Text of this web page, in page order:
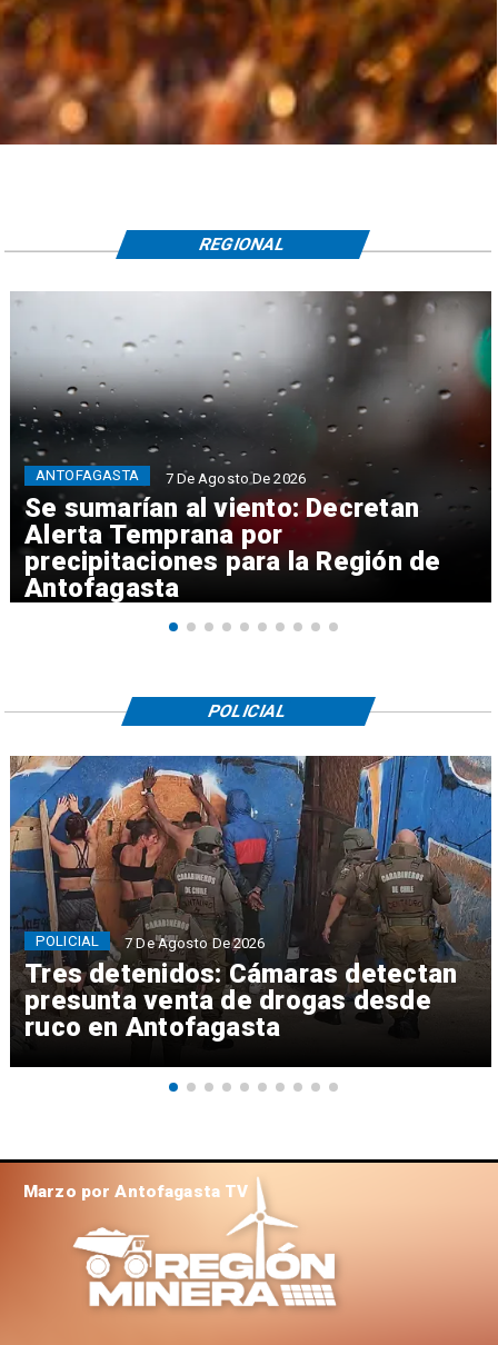
Se sumarían al viento: Decretan
Alerta Temprana por
precipitaciones para la Región de
Antofagasta
ANTOFAGASTA 7 De Agosto De 2026
REGIONAL
Tres detenidos: Cámaras detectan
presunta venta de drogas desde
ruco en Antofagasta
POLICIAL 7 De Agosto De 2026
POLICIAL
Marzo por Antofagasta TV